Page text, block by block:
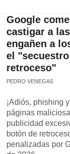
Google
castigar a
engañen a
el
retroceso"
PEDRO VENEGAS
¡Adiós, phishing
páginas
publicidad
botón de
penalizadas por